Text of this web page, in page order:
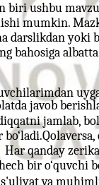
ushbu mavzu
mumkin.
darslikdan yoki
bahosiga albatta
javob
jamlab,
Har qanday
bir o‘quvchi
va